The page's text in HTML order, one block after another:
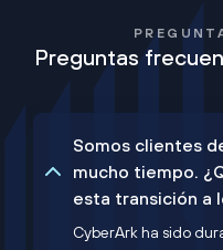
Preguntas
Somos clientes
mucho tiempo.
esta transición a
CyberArk ha sido